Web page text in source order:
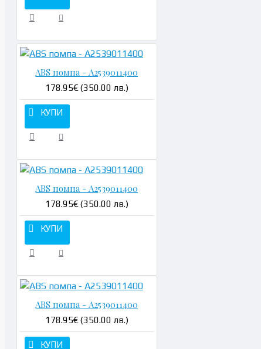
ABS помпа - A2539011400
178.95€ (350.00 лв.)
КУПИ
ABS помпа - A2539011400
178.95€ (350.00 лв.)
КУПИ
ABS помпа - A2539011400
178.95€ (350.00 лв.)
КУПИ